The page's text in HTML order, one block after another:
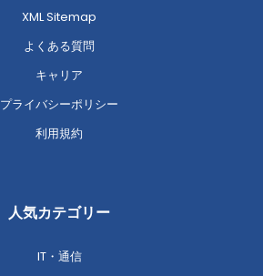
XML Sitemap
よくある質問
キャリア
プライバシーポリシー
利用規約
人気カテゴリー
IT・通信